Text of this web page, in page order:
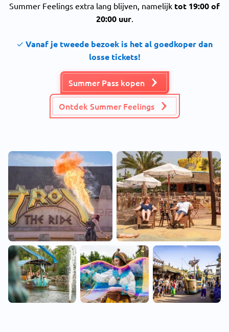
Summer Feelings extra lang blijven, namelijk tot 19:00 of
20:00 uur.
✓ Vanaf je tweede bezoek is het al goedkoper dan
losse tickets!
Summer Pass kopen
Ontdek Summer Feelings